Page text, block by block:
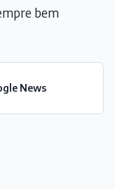
bem
News